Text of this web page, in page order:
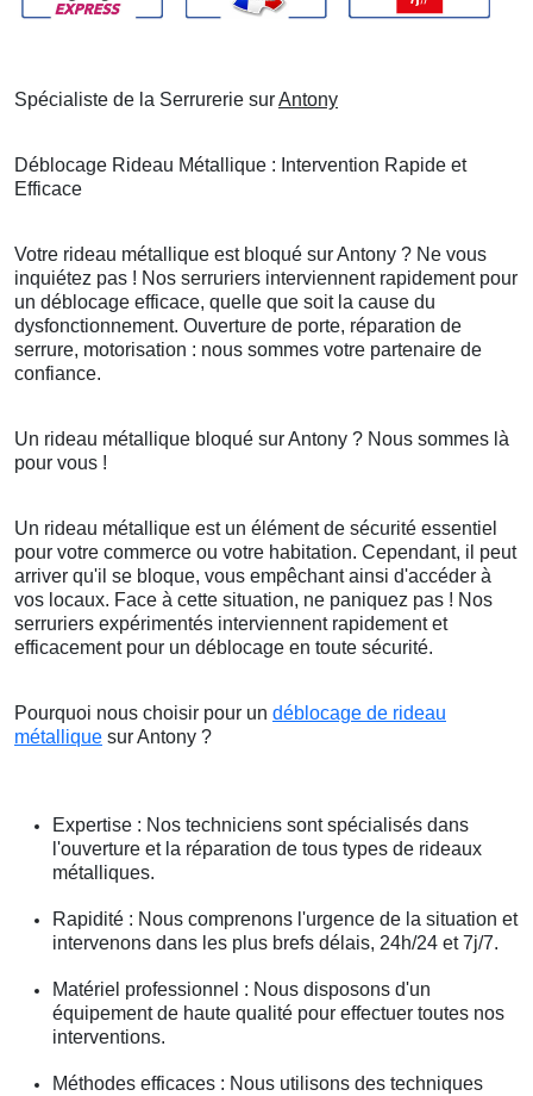
Spécialiste de la Serrurerie surAntony
Déblocage Rideau Métallique : Intervention Rapide et
Efficace
Votre rideau métallique est bloqué sur Antony ? Ne vous
inquiétez pas ! Nos serruriers interviennent rapidement pour
un déblocage efficace, quelle que soit la cause du
dysfonctionnement. Ouverture de porte, réparation de
serrure, motorisation : nous sommes votre partenaire de
confiance.
Un rideau métallique bloqué sur Antony ? Nous sommes là
pour vous !
Un rideau métallique est un élément de sécurité essentiel
pour votre commerce ou votre habitation. Cependant, il peut
arriver qu'il se bloque, vous empêchant ainsi d'accéder à
vos locaux. Face à cette situation, ne paniquez pas ! Nos
serruriers expérimentés interviennent rapidement et
efficacement pour un déblocage en toute sécurité.
Pourquoi nous choisir pour un déblocage de rideau
métallique sur Antony ?
Expertise : Nos techniciens sont spécialisés dans
l'ouverture et la réparation de tous types de rideaux
métalliques.
Rapidité : Nous comprenons l'urgence de la situation et
intervenons dans les plus brefs délais, 24h/24 et 7j/7.
Matériel professionnel : Nous disposons d'un
équipement de haute qualité pour effectuer toutes nos
interventions.
Méthodes efficaces : Nous utilisons des techniques